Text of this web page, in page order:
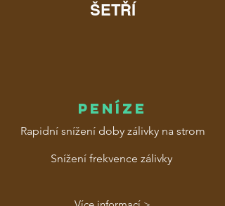
ŠETŘÍ
PENÍZE
Rapidní snížení doby zálivky na strom
Snížení frekvence zálivky